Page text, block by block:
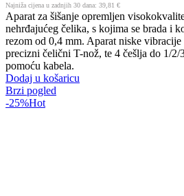
Najniža cijena u zadnjih 30 dana: 39,81 €
Aparat za šišanje opremljen
nehrđajućeg čelika, s kojima se brada i
rezom od 0,4 mm. Aparat niske
precizni čelični T-nož, te 4 češlja do 1/2/
pomoću kabela.
Dodaj u košaricu
Brzi pogled
-25%Hot